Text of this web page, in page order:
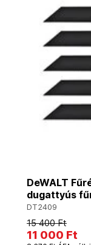
DeWALT
dugattyús
DT2409
15 400 Ft
11 000 Ft